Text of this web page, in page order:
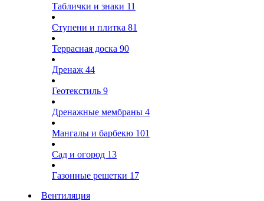
Таблички и знаки 11
Ступени и плитка 81
Террасная доска 90
Дренаж 44
Геотекстиль 9
Дренажные мембраны 4
Мангалы и барбекю 101
Сад и огород 13
Газонные решетки 17
Вентиляция